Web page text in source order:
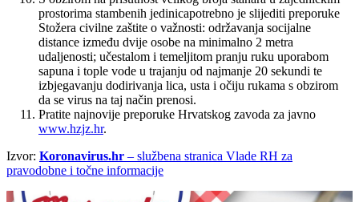
prostorima stambenih jedinicapotrebno je slijediti preporuke
Stožera civilne zaštite o važnosti: održavanja socijalne
distance između dvije osobe na minimalno 2 metra
udaljenosti; učestalom i temeljitom pranju ruku uporabom
sapuna i tople vode u trajanju od najmanje 20 sekundi te
izbjegavanju dodirivanja lica, usta i očiju rukama s obzirom
da se virus na taj način prenosi.
Pratite najnovije preporuke Hrvatskog zavoda za javno
www.hzjz.hr.
Izvor: Koronavirus.hr – službena stranica Vlade RH za
pravodobne i točne informacije